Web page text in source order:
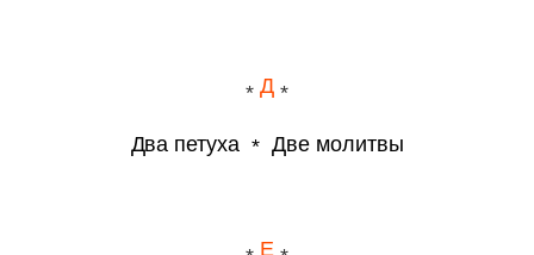
Д
Два петуха Две молитвы
Е